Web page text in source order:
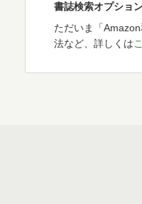
書誌検索オプショ
ただいま「
法など、詳しくは